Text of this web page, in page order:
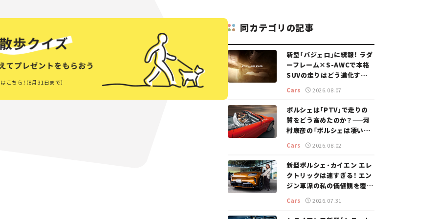
こちら！（8月31日まで）
同カテゴリの記事
新型「パジェロ」に続報！ ラダ
ーフレーム×S-AWCで本格
SUVの走りはどう進化する？
【新車ニュース】
Cars 2026.08.07
ポルシェは「PTV」で走りの
質をどう高めたのか？——河
村康彦の「ポルシェは凄い！」
Cars 2026.08.02
新型ポルシェ・カイエン エレ
クトリックは速すぎる！ エン
ジン車派の私の価値観を覆し
た、新しいポルシェの走り。
Cars 2026.07.31